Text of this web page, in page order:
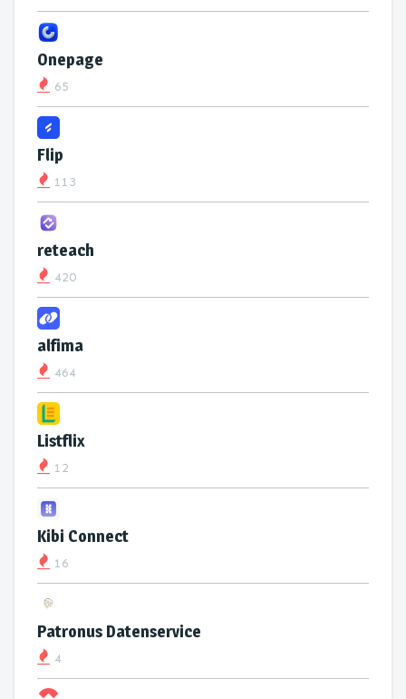
Onepage
65
Flip
113
reteach
420
alfima
464
Listflix
12
Kibi Connect
16
Patronus Datenservice
4